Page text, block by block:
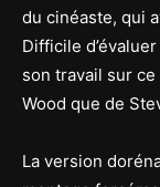
du cinéaste, qui
Difficile
son travail sur ce
Wood que de
La version